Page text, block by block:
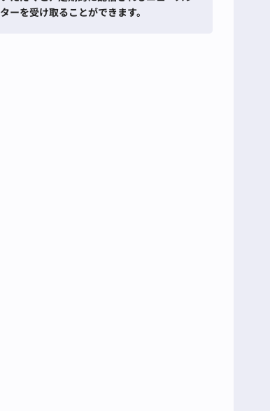
ターを受け取ることができます。